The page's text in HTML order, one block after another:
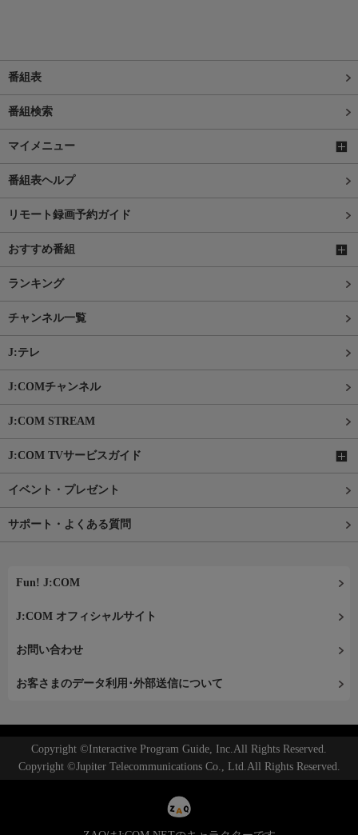
番組表
番組検索
マイメニュー
番組表ヘルプ
リモート録画予約ガイド
おすすめ番組
ランキング
チャンネル一覧
J:テレ
J:COMチャンネル
J:COM STREAM
J:COM TVサービスガイド
イベント・プレゼント
サポート・よくある質問
Fun! J:COM
J:COM オフィシャルサイト
お問い合わせ
お客さまのデータ利用･外部送信について
Copyright ©Interactive Program Guide, Inc.All Rights Reserved.
Copyright ©Jupiter Telecommunications Co., Ltd.All Rights Reserved.